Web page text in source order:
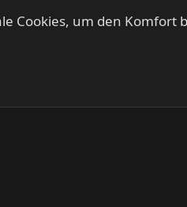
Cookies, um den Komfort